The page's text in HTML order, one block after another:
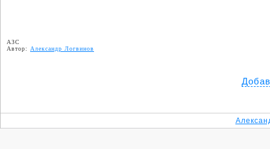
АЗС
Автор: Александр Логвинов